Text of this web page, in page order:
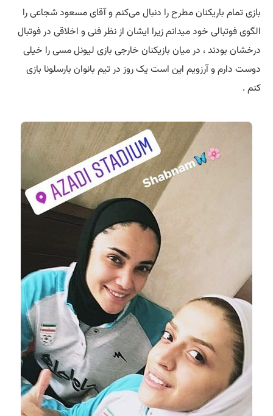
بازی تمام باریکنان مطرح را دنبال می‌کنم و آقای مسعود شجاعی را
الگوی فوتبالی خود میدانم زیرا ایشان از نظر فنی و اخلاقی در فوتبال
درخشان بودند ، در میان بازیکنان خارجی بازی لیونل مسی را خیلی
دوست دارم و آرزویم این است یک روز در تیم بانوان بارسلونا بازی
کنم .